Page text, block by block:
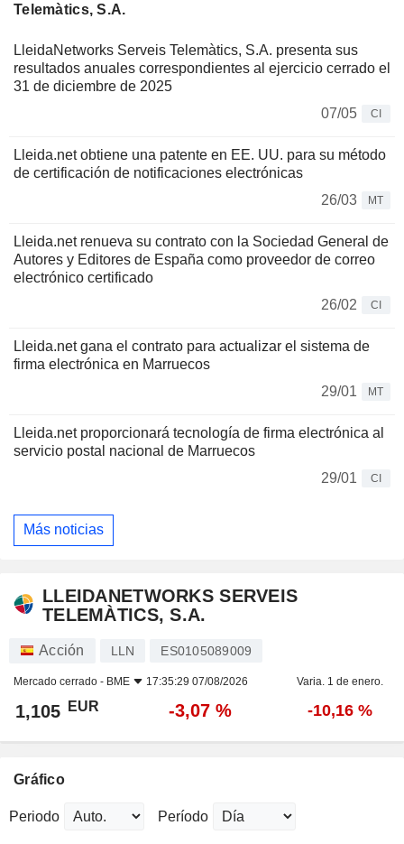
Telemàtics, S.A.
LleidaNetworks Serveis Telemàtics, S.A. presenta sus
resultados anuales correspondientes al ejercicio cerrado el
31 de diciembre de 2025
07/05
CI
Lleida.net obtiene una patente en EE. UU. para su método
de certificación de notificaciones electrónicas
26/03
MT
Lleida.net renueva su contrato con la Sociedad General de
Autores y Editores de España como proveedor de correo
electrónico certificado
26/02
CI
Lleida.net gana el contrato para actualizar el sistema de
firma electrónica en Marruecos
29/01
MT
Lleida.net proporcionará tecnología de firma electrónica al
servicio postal nacional de Marruecos
29/01
CI
Más noticias
LLEIDANETWORKS SERVEIS
TELEMÀTICS, S.A.
Acción LLN ES0105089009
Mercado cerrado - BME 17:35:29 07/08/2026 Varia. 1 de enero.
1,105 EUR -3,07 % -10,16 %
Gráfico
Periodo Período